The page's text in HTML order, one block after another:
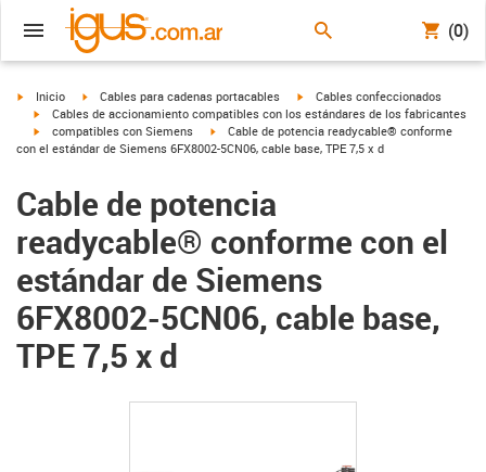
(0)
igus-icon-arrow-right
Inicio igus-icon-arrow-right
Cables para cadenas portacables igus-icon-arrow-right
Cables confeccionados
igus-icon-arrow-right
Cables de accionamiento compatibles con los estándares de los fabricantes
igus-icon-arrow-right
compatibles con Siemens igus-icon-arrow-right
Cable de potencia readycable® conforme
con el estándar de Siemens 6FX8002-5CN06, cable base, TPE 7,5 x d
Cable de potencia
readycable® conforme con el
estándar de Siemens
6FX8002-5CN06, cable base,
TPE 7,5 x d